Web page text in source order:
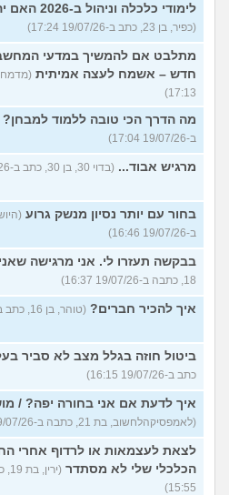
לימודי כלכלה וניהול ב-2026 האם יהיה לי עתיד בזה?
(כפיר, בן 23, כתב ב-19/07/26 17:24)
מתלבט אם להמשיך במדעי
חדש – אשמח לעצה אמיתית
17:13)
מה הדרך הכי טובה ללמוד למבחן?
ב-19/07/26 17:04)
מרגיש אבוד... (בדוי 30, בן 30, כתב ב-19/07/26 16:55)
בחור עם יותר נסיון מנשק גרוע
ב-19/07/26 16:46)
בבקשה תעזרו לי. אני מרגישה
18, כתבה ב-19/07/26 16:37)
איך להכיר חברים? (טוהר, בן 16, כתב ב-19/07/26 16:26)
ביטול חוזה בגלל מצב לא סביר
כתב ב-19/07/26 16:15)
איך לדעת אם אני בחורה יפה? /
(לאמפסיקהלחשוב, בת 21, כתבה ב-19/07/26 16:04)
לצאת לעצמאות או לרדוף אחרי
הכלכלי שלי לא מסתדר
15:55)